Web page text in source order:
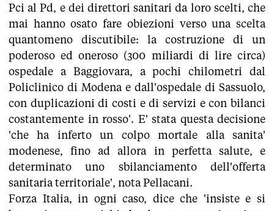
Pci al Pd, e dei direttori sanitari da loro scelti, che
mai hanno osato fare obiezioni verso una scelta
quantomeno discutibile: la costruzione di un
poderoso ed oneroso (300 miliardi di lire circa)
ospedale a Baggiovara, a pochi chilometri dal
Policlinico di Modena e dall'ospedale di Sassuolo,
con duplicazioni di costi e di servizi e con bilanci
costantemente in rosso'. E' stata questa decisione
'che ha inferto un colpo mortale alla sanita'
modenese, fino ad allora in perfetta salute, e
determinato uno sbilanciamento dell'offerta
sanitaria territoriale', nota Pellacani.
Forza Italia, in ogni caso, dice che 'insiste e si